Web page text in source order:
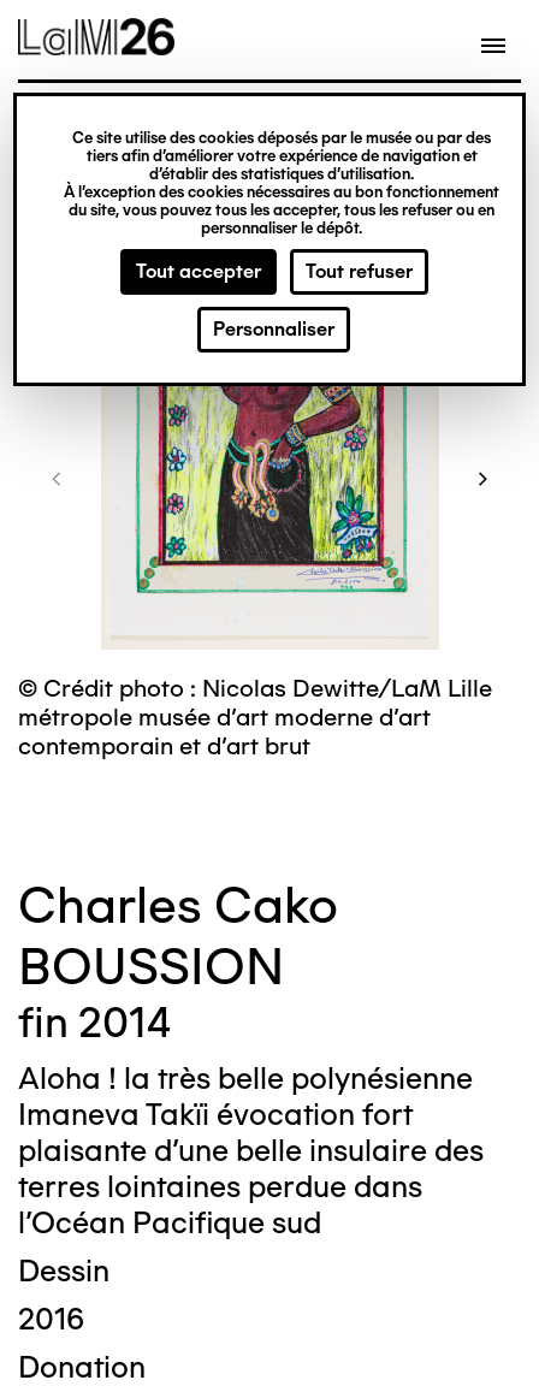
Gestion des cookies
Ce site utilise des cookies déposés par le musée ou par des
tiers afin d’améliorer votre expérience de navigation et
d’établir des statistiques d’utilisation.
À l’exception des cookies nécessaires au bon fonctionnement
du site, vous pouvez tous les accepter, tous les refuser ou en
personnaliser le dépôt.
Tout accepter Tout refuser
Personnaliser
contenu
© Crédit photo : Nicolas Dewitte/LaM Lille
métropole musée d’art moderne d’art
contemporain et d’art brut
Charles Cako
BOUSSION
fin 2014
Aloha ! la très belle polynésienne
Imaneva Takïi évocation fort
plaisante d’une belle insulaire des
terres lointaines perdue dans
l’Océan Pacifique sud
Dessin
2016
Donation